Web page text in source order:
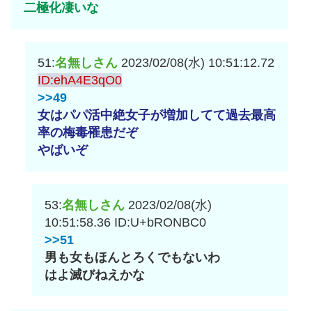
二極化凄いな
51:名無しさん 2023/02/08(水) 10:51:12.72
ID:ehA4E3qO0
>>49
女はパパ活中絶女子が増加してて過去最高
率の梅毒罹患だぞ
やばいぞ
53:名無しさん 2023/02/08(水)
10:51:58.36 ID:U+bRONBC0
>>51
男も女もほんとろくでもないわ
はよ滅びねえかな